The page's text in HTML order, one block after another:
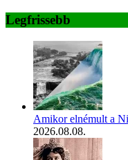
Legfrissebb
Amikor elnémult a
2026.08.08.